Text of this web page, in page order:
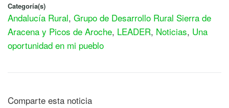
Categoría(s)
Andalucía Rural, Grupo de Desarrollo Rural Sierra de
Aracena y Picos de Aroche, LEADER, Noticias, Una
oportunidad en mi pueblo
Comparte esta noticia